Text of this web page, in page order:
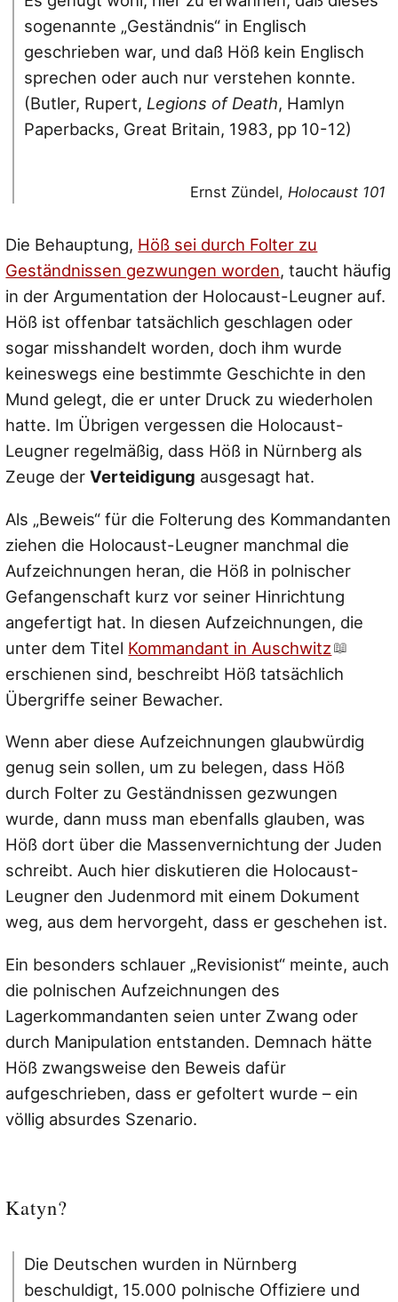
sogenannte „Geständnis“ in Englisch
geschrieben war, und daß Höß kein Englisch
sprechen oder auch nur verstehen konnte.
(Butler, Rupert, Legions of Death, Hamlyn
Paperbacks, Great Britain, 1983, pp 10-12)
Ernst Zündel, Holocaust 101
Die Behauptung, Höß sei durch Folter zu
Geständnissen gezwungen worden, taucht häufig
in der Argumentation der Holocaust-Leugner auf.
Höß ist offenbar tatsächlich geschlagen oder
sogar misshandelt worden, doch ihm wurde
keineswegs eine bestimmte Geschichte in den
Mund gelegt, die er unter Druck zu wiederholen
hatte. Im Übrigen vergessen die Holocaust-
Leugner regelmäßig, dass Höß in Nürnberg als
Zeuge derVerteidigung ausgesagt hat.
Als „Beweis“ für die Folterung des Kommandanten
ziehen die Holocaust-Leugner manchmal die
Aufzeichnungen heran, die Höß in polnischer
Gefangenschaft kurz vor seiner Hinrichtung
angefertigt hat. In diesen Aufzeichnungen, die
unter dem Titel Kommandant in Auschwitz
erschienen sind, beschreibt Höß tatsächlich
Übergriffe seiner Bewacher.
Wenn aber diese Aufzeichnungen glaubwürdig
genug sein sollen, um zu belegen, dass Höß
durch Folter zu Geständnissen gezwungen
wurde, dann muss man ebenfalls glauben, was
Höß dort über die Massenvernichtung der Juden
schreibt. Auch hier diskutieren die Holocaust-
Leugner den Judenmord mit einem Dokument
weg, aus dem hervorgeht, dass er geschehen ist.
Ein besonders schlauer „Revisionist“ meinte, auch
die polnischen Aufzeichnungen des
Lagerkommandanten seien unter Zwang oder
durch Manipulation entstanden. Demnach hätte
Höß zwangsweise den Beweis dafür
aufgeschrieben, dass er gefoltert wurde – ein
völlig absurdes Szenario.
Katyn?
Die Deutschen wurden in Nürnberg
beschuldigt, 15.000 polnische Offiziere und